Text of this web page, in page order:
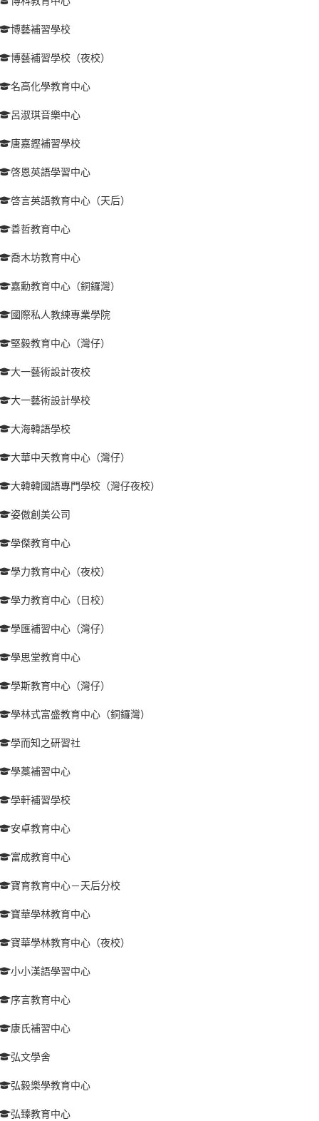
博藝補習學校
博藝補習學校（夜校）
名高化學教育中心
呂淑琪音樂中心
唐嘉鏗補習學校
啓恩英語學習中心
啓言英語教育中心（天后）
善哲教育中心
喬木坊教育中心
嘉勳教育中心（銅鑼灣）
國際私人教練專業學院
堅毅教育中心（灣仔）
大一藝術設計夜校
大一藝術設計學校
大海韓語學校
大華中天教育中心（灣仔）
大韓韓國語專門學校（灣仔夜校）
姿傲創美公司
學傑教育中心
學力教育中心（夜校）
學力教育中心（日校）
學匯補習中心（灣仔）
學思堂教育中心
學斯教育中心（灣仔）
學林式富盛教育中心（銅鑼灣）
學而知之研習社
學藁補習中心
學軒補習學校
安卓教育中心
富成教育中心
寶育教育中心－天后分校
寶華學林教育中心
寶華學林教育中心（夜校）
小小漢語學習中心
序言教育中心
康氏補習中心
弘文學舍
弘毅樂學教育中心
弘臻教育中心